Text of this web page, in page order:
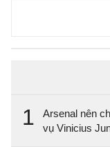
1
Arsenal nên
vụ Vinicius